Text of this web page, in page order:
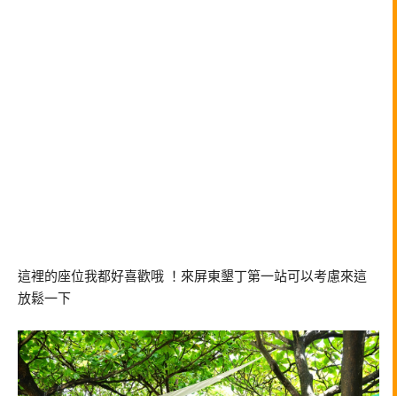
這裡的座位我都好喜歡哦 ！來屏東墾丁第一站可以考慮來這
放鬆一下